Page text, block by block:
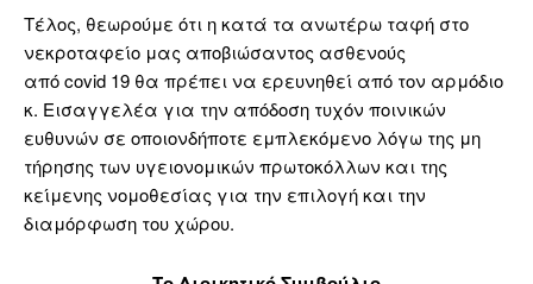
Τέλος, θεωρούμε ότι η κατά τα ανωτέρω ταφή στο
νεκροταφείο μας αποβιώσαντος ασθενούς
από covid 19 θα πρέπει να ερευνηθεί από τον αρμόδιο
κ. Εισαγγελέα για την απόδοση τυχόν ποινικών
ευθυνών σε οποιονδήποτε εμπλεκόμενο λόγω της μη
τήρησης των υγειονομικών πρωτοκόλλων και της
κείμενης νομοθεσίας για την επιλογή και την
διαμόρφωση του χώρου.